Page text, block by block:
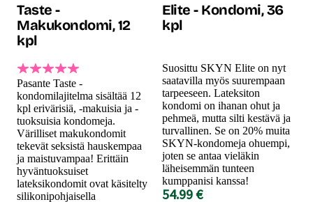
Taste -
Makukondomi, 12
kpl
Pasante Taste -
kondomilajitelma sisältää 12
kpl erivärisiä, -makuisia ja -
tuoksuisia kondomeja.
Värilliset makukondomit
tekevät seksistä hauskempaa
ja maistuvampaa! Erittäin
hyväntuoksuiset
lateksikondomit ovat käsitelty
silikonipohjaisella
Elite - Kondomi, 36
kpl
Suosittu SKYN Elite on nyt
saatavilla myös suurempaan
tarpeeseen. Lateksiton
kondomi on ihanan ohut ja
pehmeä, mutta silti kestävä ja
turvallinen. Se on 20% muita
SKYN-kondomeja ohuempi,
joten se antaa vieläkin
läheisemmän tunteen
kumppanisi kanssa!
54.99 €